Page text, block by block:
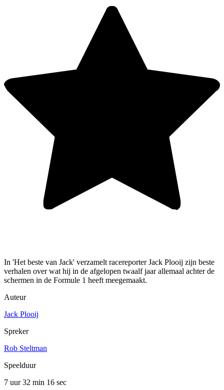
In 'Het beste van Jack' verzamelt racereporter Jack Plooij zijn beste
verhalen over wat hij in de afgelopen twaalf jaar allemaal achter de
schermen in de Formule 1 heeft meegemaakt.
Auteur
Jack Plooij
Spreker
Rob Steltman
Speelduur
7 uur 32 min 16 sec